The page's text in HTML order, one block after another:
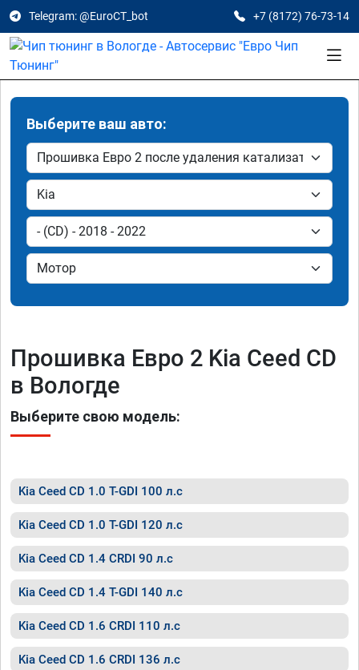
Telegram: @EuroCT_bot +7 (8172) 76-73-14
Выберите ваш авто:
Прошивка Евро 2 Kia Ceed CD
в Вологде
Выберите свою модель:
Kia Ceed CD 1.0 T-GDI 100 л.с
Kia Ceed CD 1.0 T-GDI 120 л.с
Kia Ceed CD 1.4 CRDI 90 л.с
Kia Ceed CD 1.4 T-GDI 140 л.с
Kia Ceed CD 1.6 CRDI 110 л.с
Kia Ceed CD 1.6 CRDI 136 л.с